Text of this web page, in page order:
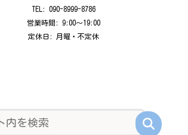
TEL: 090-8999-8786
営業時間: 9:00〜19:00
定休日: 月曜・不定休